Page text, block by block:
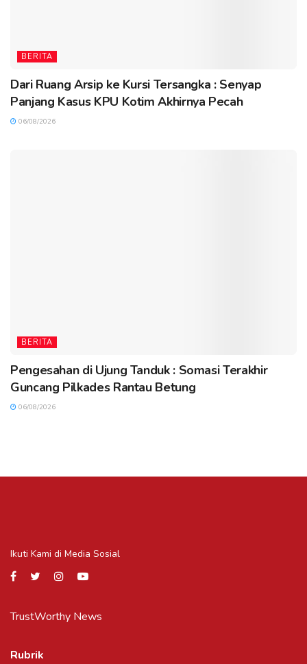
BERITA
Dari Ruang Arsip ke Kursi Tersangka : Senyap
Panjang Kasus KPU Kotim Akhirnya Pecah
06/08/2026
BERITA
Pengesahan di Ujung Tanduk : Somasi Terakhir
Guncang Pilkades Rantau Betung
06/08/2026
Ikuti Kami di Media Sosial
TrustWorthy News
Rubrik